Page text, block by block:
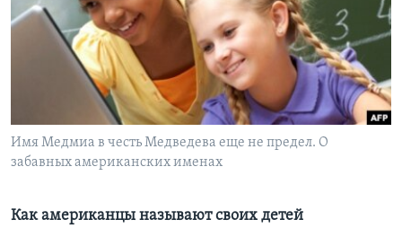
Learning English
СОЦИАЛЬНЫЕ СЕТИ
Языки
Имя Медмиа в честь Медведева еще не предел. О
забавных американских именах
Как американцы называют своих детей